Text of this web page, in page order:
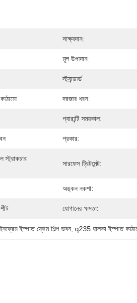
সাক্ষ্যদান:
মূল উপাদান:
স্ট্যান্ডার্ড:
দরজার ধরন:
গ্যারান্টি সময়কাল:
প্রকার:
স্ট্রাকচার
সারফেস ট্রিটমেন্ট:
অঙ্কন নকশা:
যোগানের ক্ষমতা:
ইস্পাত ফ্রেম শিল্প ভবন, q235 হালকা ইস্পাত